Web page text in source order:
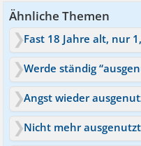
Ähnliche Themen
Werde ständig
Angst wieder
Nicht mehr